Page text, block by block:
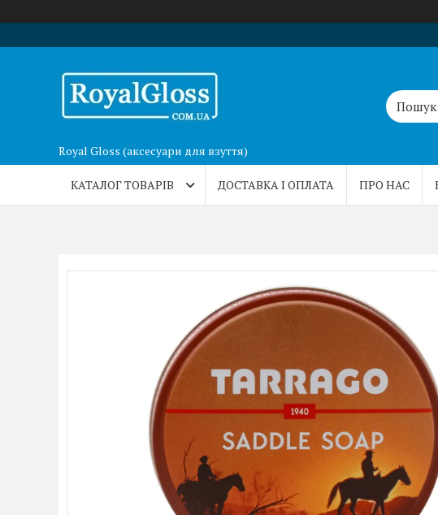
Royal Gloss (аксесуари для взуття)
КАТАЛОГ ТОВАРІВ ДОСТАВКА І ОПЛАТА ПРО НАС